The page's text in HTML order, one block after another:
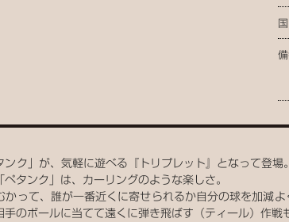
国
ク」が、気軽に遊べる『トリプレット』となって登
タンク」は、カーリングのような楽しさ。
って、誰が一番近くに寄せられるか自分の球を加減
のボールに当てて遠くに弾き飛ばす（ティール）作